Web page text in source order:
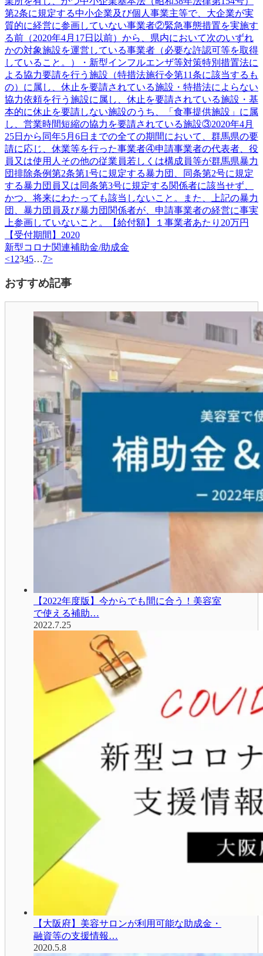
第2条に規定する中小企業及び個人事業主等で、大企業が実
質的に経営に参画していない事業者②緊急事態措置を実施す
る前（2020年4月17日以前）から、県内において次のいずれ
かの対象施設を運営している事業者（必要な許認可等を取得
していること。）・新型インフルエンザ等対策特別措置法に
よる協力要請を行う施設（特措法施行令第11条に該当するも
の）に属し、休止を要請されている施設・特措法によらない
協力依頼を行う施設に属し、休止を要請されている施設・基
本的に休止を要請しない施設のうち、「食事提供施設」に属
し、営業時間短縮の協力を要請されている施設③2020年4月
25日から同年5月6日までの全ての期間において、群馬県の要
請に応じ、休業等を行った事業者④申請事業者の代表者、役
員又は使用人その他の従業員若しくは構成員等が群馬県暴力
団排除条例第2条第1号に規定する暴力団、同条第2号に規定
する暴力団員又は同条第3号に規定する関係者に該当せず、
かつ、将来にわたっても該当しないこと。また、上記の暴力
団、暴力団員及び暴力団関係者が、申請事業者の経営に事実
上参画していないこと。【給付額】１事業者あたり20万円
【受付期間】2020
新型コロナ関連補助金/助成金
<1 2345…7>
おすすめ記事
【2022年度版】今からでも間に合う！美容室
で使える補助…
2022.7.25
【大阪府】美容サロンが利用可能な助成金・
融資等の支援情報…
2020.5.8